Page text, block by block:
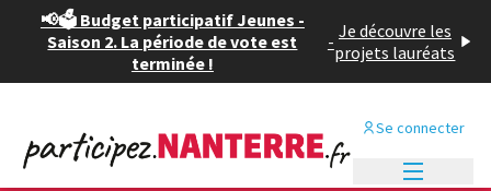
📢🗳️ Budget participatif Jeunes -
Saison 2. La période de vote est
terminée !
- Je découvre les
projets lauréats
Se connecter